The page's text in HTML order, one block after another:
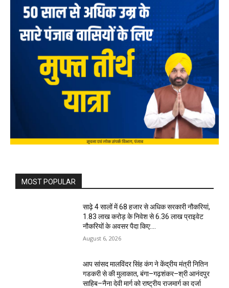
MOST POPULAR
साढ़े 4 सालों में 68 हजार से अधिक सरकारी नौकरियां,
1.83 लाख करोड़ के निवेश से 6.36 लाख प्राइवेट
नौकरियों के अवसर पैदा किए:...
August 6, 2026
आप सांसद मालविंदर सिंह कंग ने केंद्रीय मंत्री नितिन
गडकरी से की मुलाकात, बंगा–गढ़शंकर–श्री आनंदपुर
साहिब–नैना देवी मार्ग को राष्ट्रीय राजमार्ग का दर्जा